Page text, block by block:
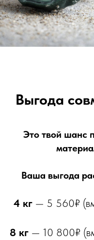
Выгода
Это твой шанс
Ваша выгода
4 кг — 5 560₽
8 кг — 10 800₽